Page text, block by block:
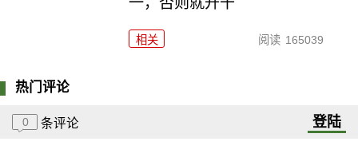
相关 阅读 165039
热门评论
0 条评论 登陆